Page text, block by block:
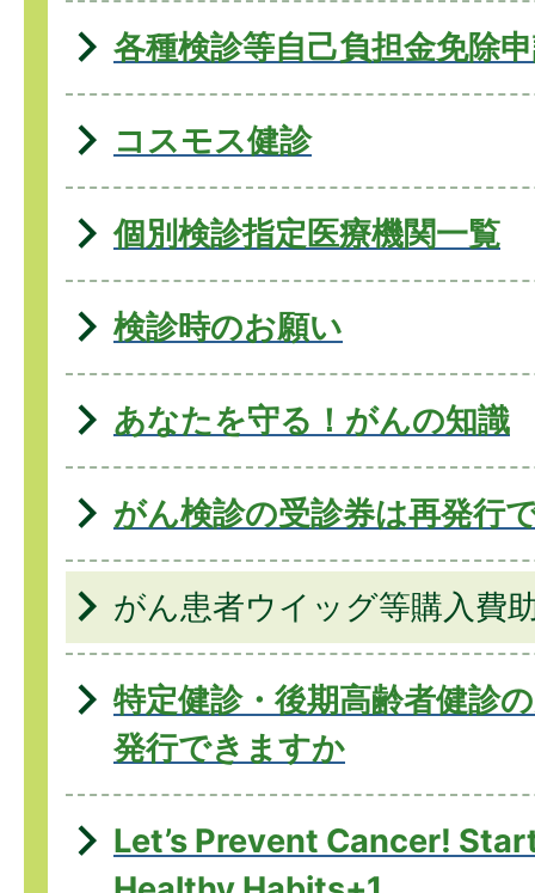
各種検診等自己負担金免除
コスモス健診
個別検診指定医療機関一覧
検診時のお願い
あなたを守る！がんの知識
がん検診の受診券は再発行
がん患者ウイッグ等購入費
特定健診・後期高齢者健診
発行できますか
Let’s Prevent Cancer!